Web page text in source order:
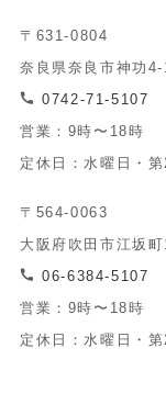
〒631-0804
奈良県奈良市神功
0742-71-5107
営業：9時〜18時
定休日：水曜日・
〒564-0063
大阪府吹田市江坂
06-6384-5107
営業：9時〜18時
定休日：水曜日・